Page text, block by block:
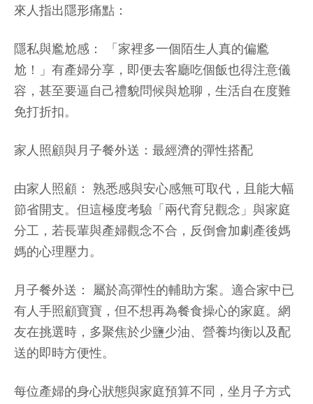
來人指出隱形痛點：
隱私與尷尬感：
「家裡多一個陌生人真的偏尷
尬！」有產婦分享，即便去客廳吃個飯也得注意儀
容，甚至要逼自己禮貌問候與尬聊，生活自在度難
免打折扣。
家人照顧與月子餐外送：最經濟的彈性搭配
由家人照顧：
熟悉感與安心感無可取代，且能大幅
節省開支。但這極度考驗「兩代育兒觀念」與家庭
分工，若長輩與產婦觀念不合，反倒會加劇產後媽
媽的心理壓力。
月子餐外送：
屬於高彈性的輔助方案。適合家中已
有人手照顧寶寶，但不想再為餐食操心的家庭。網
友在挑選時，多聚焦於少鹽少油、營養均衡以及配
送的即時方便性。
每位產婦的身心狀態與家庭預算不同，坐月子方式